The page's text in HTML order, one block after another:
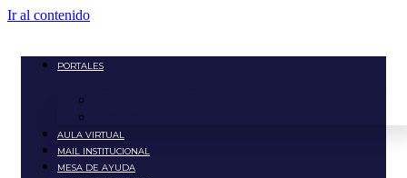
Ir al contenido
PORTALES
AULA VIRTUAL
MAIL INSTITUCIONAL
MESA DE AYUDA